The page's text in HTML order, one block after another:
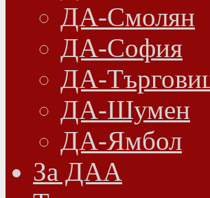
ДА-Смолян
ДА-София
ДА-
ДА-Шумен
ДА-Ямбол
Зa ДАА